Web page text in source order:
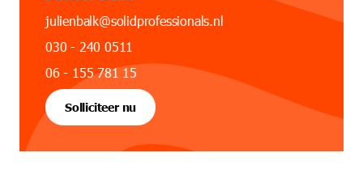
julienbalk@solidprofessionals.nl
030 - 240 0511
06 - 155 781 15
Solliciteer nu